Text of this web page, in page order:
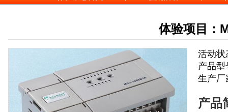
体验项目：
活动状
产品型
生产厂
产品